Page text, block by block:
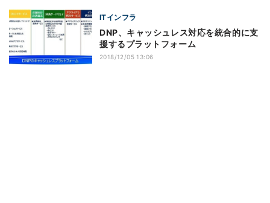
ITインフラ
DNP、キャッシュレス対応を統合的に支
援するプラットフォーム
2018/12/05 13:06